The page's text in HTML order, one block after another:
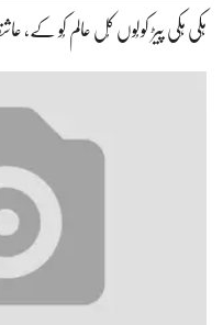
ہِکی ہِکی پیڑ کولُوں کُل عالم کُو کے،